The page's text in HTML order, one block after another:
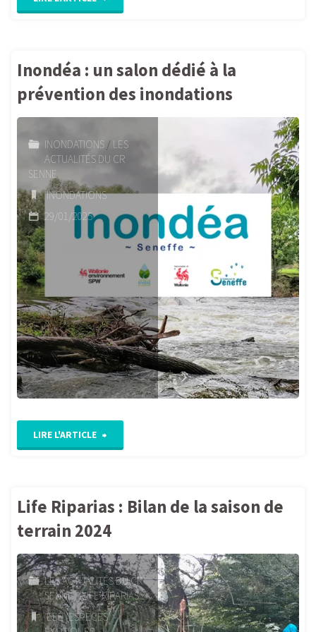
journées
wallonnes
de
Inondéa : un salon dédié à la
prévention des inondations
INONDATIONS / LES
ACTUALITÉS DU CR
SENNE
INONDATIONS
29/01/2025
LIRE L'ARTICLE
salon
dédié
à
la
Life Riparias : Bilan de la saison de
terrain 2024
LES ACTUALITÉS DU CR
SENNE/LIFE RIPARIAS
EEE (ESPECES